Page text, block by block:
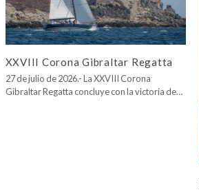
XXVIII Corona Gibraltar Regatta
27 de julio de 2026.- La XXVIII Corona
Gibraltar Regatta concluye con la victoria de…